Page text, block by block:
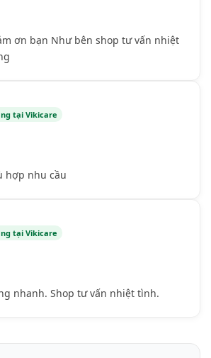
ơn bạn Như bên shop tư vấn nhiệt
tại Vikicare
hợp nhu cầu
tại Vikicare
nhanh. Shop tư vấn nhiệt tình.